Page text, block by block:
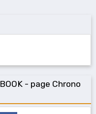
- page Chrono